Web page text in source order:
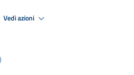
Vedi azioni